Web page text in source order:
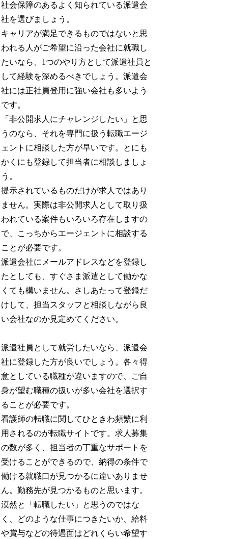
社会保障のあるよく知られている派遣会
社を選びましょう。
キャリアが満足できるものではないと思
われる人がご希望に沿った会社に就職し
たいなら、1つのやり方として派遣社員と
して経験を深めるべきでしょう。派遣会
社には正社員登用に強い会社も多いよう
です。
「非公開求人にチャレンジしたい」と思
うのなら、それを専門に扱う転職エージ
ェントに相談した方が早いです。とにも
かくにも登録して担当者に相談しましょ
う。
提示されているものだけが求人ではあり
ません。実際は非公開求人として取り扱
われている案件もいろいろ存在しますの
で、こっちからエージェントに相談する
ことが必要です。
派遣会社にメールアドレスなどを登録し
たとしても、すぐさま派遣として働かな
くても構いません。さしあたって登録だ
けして、担当スタッフと相談しながら良
い会社なのか見定めてください。
派遣社員として就労したいなら、派遣会
社に登録した方が良いでしょう。各々得
意としている職種が違いますので、ご自
身が望む職種の扱いが多い会社を選択す
ることが必要です。
看護師の転職に関してひときわ頻繁に利
用されるのが転職サイトです。求人募集
の数が多く、担当者の丁重なサポートを
受けることができるので、納得の条件で
働ける就職口が見つかるに違いありませ
ん。勤務先が見つかるものと思います。
漠然と「転職したい」と思うのではな
く、どのような仕事につきたいか、給料
や賞与などの待遇面はどれくらい希望す